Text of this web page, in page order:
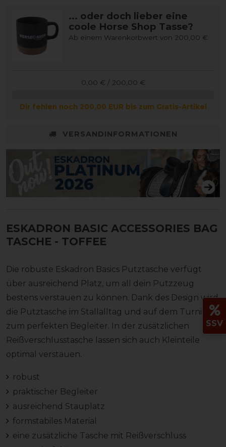
... oder doch lieber eine
coole Horse Shop Tasse?
Ab einem Warenkorbwert von 200,00 €
0,00 € / 200,00 €
Dir fehlen noch 200,00 EUR bis zum Gratis-Artikel
VERSANDINFORMATIONEN
ESKADRON BASIC ACCESSORIES BAG
TASCHE - TOFFEE
Die robuste Eskadron Basics Putztasche verfügt
über ausreichend Platz, um all dein Putzzeug
bestens verstauen zu können. Dank des Design wird
die Putztasche im Stallalltag und auf dem Turnier
zum perfekten Begleiter. In der zusätzlichen
Reißverschlusstasche lassen sich auch Kleinteile
optimal verstauen.
robust
praktischer Begleiter
ausreichend Stauplatz
formstabiles Material
eine zusätzliche Tasche mit Reißverschluss
SSV